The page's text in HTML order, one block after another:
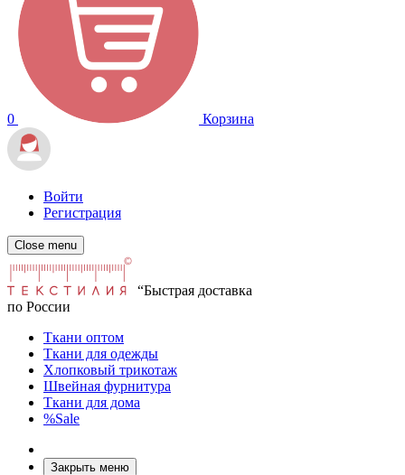
0 Корзина
Войти
Регистрация
Close menu
“Быстрая доставка
по России
Ткани оптом
Ткани для одежды
Хлопковый трикотаж
Швейная фурнитура
Ткани для дома
%Sale
Закрыть меню